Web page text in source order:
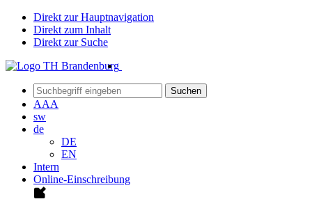
Direkt zur Hauptnavigation
Direkt zum Inhalt
Direkt zur Suche
Suchen
AAA
sw
de
DE
EN
Intern
Online-Einschreibung